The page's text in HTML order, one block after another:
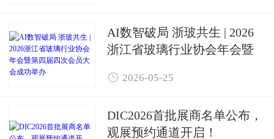
AI数智破局 浙玻共生 | 2026
浙江省玻璃行业协会年会暨
办
 2026-05-25
DIC2026首批展商名单公布，
观展预约通道开启！